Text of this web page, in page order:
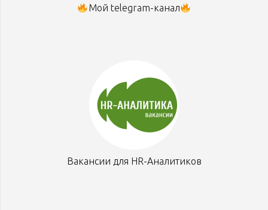
Мой telegram-канал
Вакансии для HR-Аналитиков